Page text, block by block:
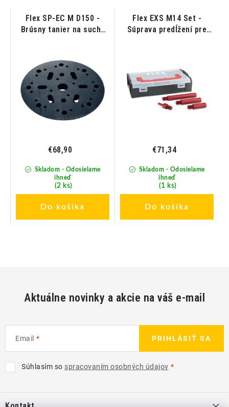
Flex SP-EC M D150 -
Brúsny tanier na suchý
Skladom - Odosielame
ihneď
(2 ks)
€68,90
Do košíka
Flex EXS M14 Set -
Súprava predĺžení pre
Skladom - Odosielame
ihneď
(1 ks)
€71,34
Do košíka
Aktuálne novinky a akcie na váš e-mail
Email
Súhlasím so spracovaním osobných údajov
PRIHLÁSIŤ SA